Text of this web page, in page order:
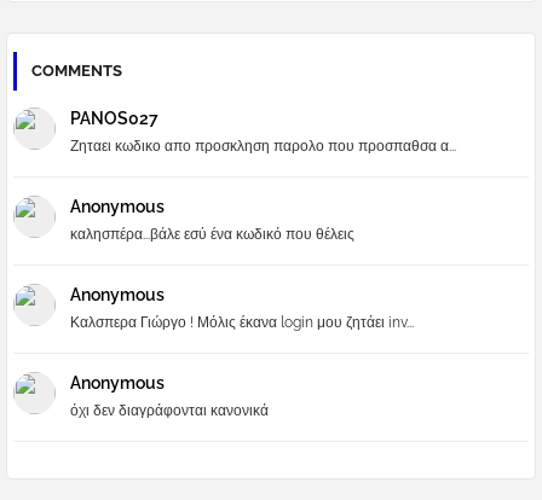
COMMENTS
PANOS027
Ζηταει κωδικο απο προσκληση παρολο που προσπαθσα α...
Anonymous
καλησπέρα...βάλε εσύ ένα κωδικό που θέλεις
Anonymous
Καλσπερα Γιώργο ! Μόλις έκανα login μου ζητάει inv...
Anonymous
όχι δεν διαγράφονται κανονικά